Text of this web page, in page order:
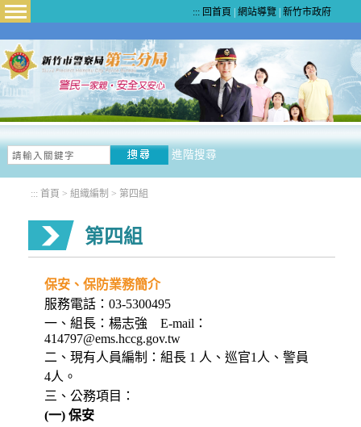
::: 回首頁 網站導覽| 新竹市政府
Menu 進階搜尋
::: 首頁 > 組織編制 > 第四組
第四組
保安、保防業務簡介
服務電話：03-5300495
一、組長：楊志強 E-mail：
414797@ems.hccg.gov.tw
二、現有人員編制：組長 1 人、巡官1人、警員
4人。
三、公務項目：
(一) 保安